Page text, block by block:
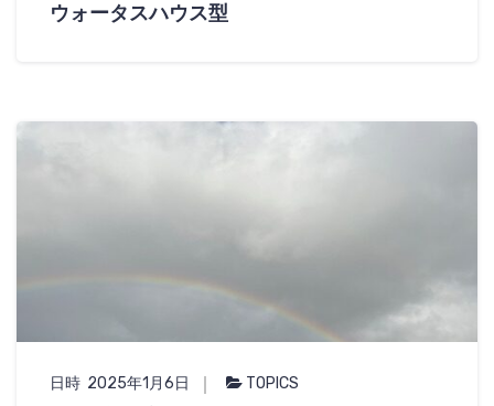
ウォータスハウス型
日時 2025年1月6日 TOPICS